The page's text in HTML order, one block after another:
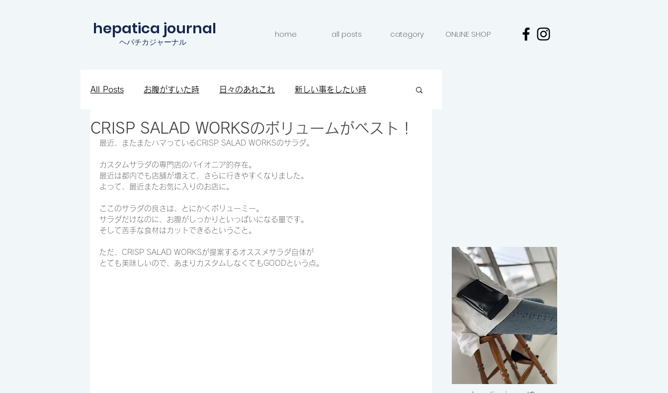
ヘパチカジャーナル
home all posts category ONLINE SHOP
hepatica journal
All Posts お腹がすいた時 日々のあれこれ 新しい事をしたい時
知見を広めたい時 ワクワクしたい時 キレイになりたい時
CRISP SALAD WORKSのボリュームがベスト！
最近、またまたハマっているCRISP SALAD WORKSのサラダ。
カスタムサラダの専門店のパイオニア的存在。
最近は都内でも店舗が増えて、さらに行きやすくなりました。
よって、最近またお気に入りのお店に。
ここのサラダの良さは、とにかくボリューミー。
サラダだけなのに、お腹がしっかりといっぱいになる量です。
そして苦手な食材はカットできるということ。
ただ、CRISP SALAD WORKSが提案するオススメサラダ自体が
とても美味しいので、あまりカスタムしなくてもGOODという点。